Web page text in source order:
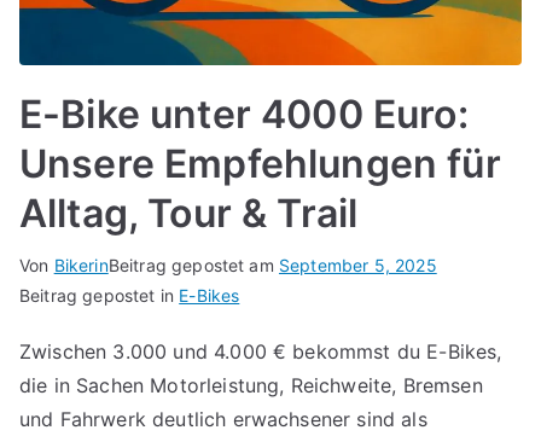
E-Bike unter 4000 Euro:
Unsere Empfehlungen für
Alltag, Tour & Trail
Von BikerinBeitrag gepostet am September 5, 2025
Beitrag gepostet in E-Bikes
Zwischen 3.000 und 4.000 € bekommst du E-Bikes,
die in Sachen Motorleistung, Reichweite, Bremsen
und Fahrwerk deutlich erwachsener sind als